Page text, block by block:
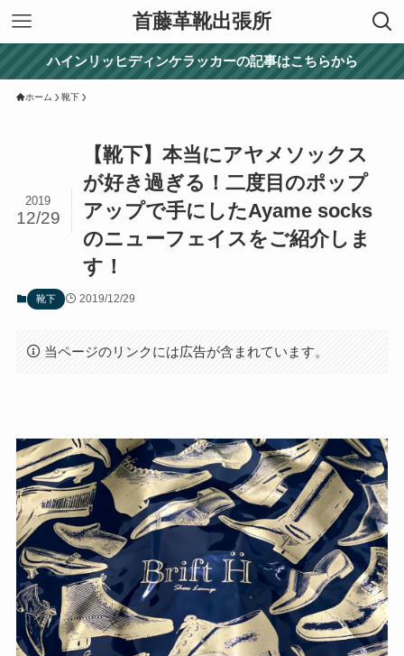
首藤革靴出張所
ハインリッヒディンケラッカーの記事はこちらから
ホーム 靴下
【靴下】本当にアヤメソックス
が好き過ぎる！二度目のポップ
アップで手にしたAyame socks
のニューフェイスをご紹介しま
す！
2019
12/29
靴下 2019/12/29
当ページのリンクには広告が含まれています。